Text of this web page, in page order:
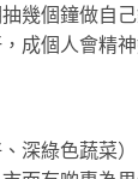
幾個鐘做自
成個人會精神
深綠色蔬菜